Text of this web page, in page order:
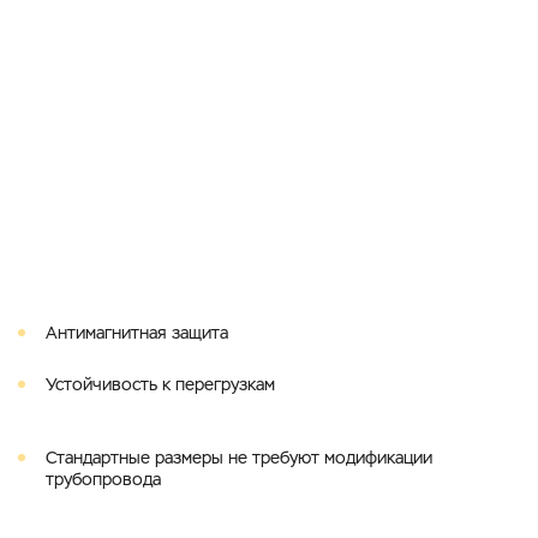
Антимагнитная защита
Устойчивость к перегрузкам
Стандартные размеры не требуют модификации
трубопровода